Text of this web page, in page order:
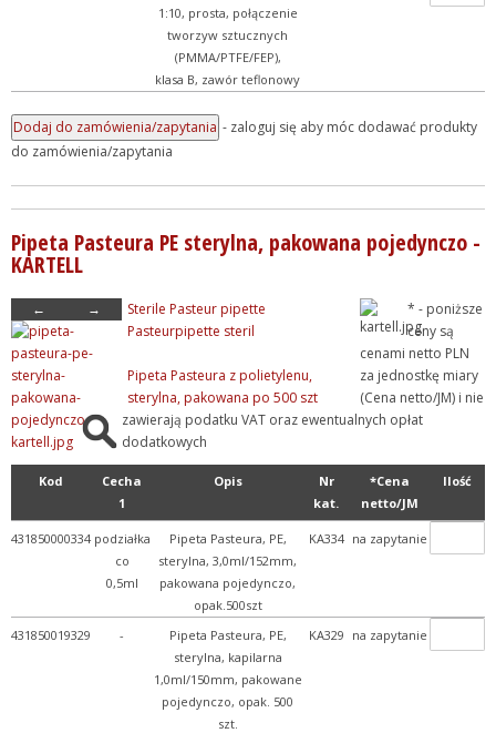
+ Wyroby z gumy, drewna, ...
+ Z przymrużeniem oka
1:10, prosta, połączenie
tworzyw sztucznych
(PMMA/PTFE/FEP),
klasa B, zawór teflonowy
- zaloguj się aby móc dodawać produkty
do zamówienia/zapytania
Pipeta Pasteura PE sterylna, pakowana pojedynczo -
KARTELL
← →
Sterile Pasteur pipette
Pasteurpipette steril
Pipeta Pasteura z polietylenu,
sterylna, pakowana po 500 szt
* - poniższe
ceny są
cenami netto PLN
za jednostkę miary
(Cena netto/JM) i nie
zawierają podatku VAT oraz ewentualnych opłat
dodatkowych
Kod
Cecha
1
Opis
Nr
kat.
*Cena
netto/JM
Ilość
431850000334 podziałka
co
0,5ml
Pipeta Pasteura, PE,
sterylna, 3,0ml/152mm,
pakowana pojedynczo,
opak.500szt
KA334 na zapytanie
431850019329 -
Pipeta Pasteura, PE,
sterylna, kapilarna
1,0ml/150mm, pakowane
pojedynczo, opak. 500
szt.
KA329 na zapytanie